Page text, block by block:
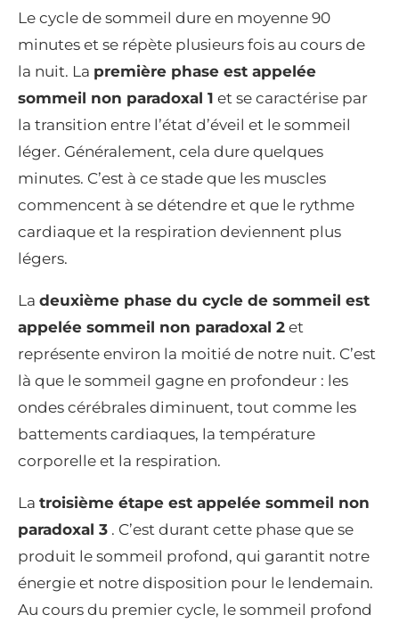
Le cycle de sommeil dure en moyenne 90
minutes et se répète plusieurs fois au cours de
la nuit. La première phase est appelée
sommeil non paradoxal 1 et se caractérise par
la transition entre l’état d’éveil et le sommeil
léger. Généralement, cela dure quelques
minutes. C’est à ce stade que les muscles
commencent à se détendre et que le rythme
cardiaque et la respiration deviennent plus
légers.
La deuxième phase du cycle de sommeil est
appelée sommeil non paradoxal 2 et
représente environ la moitié de notre nuit. C’est
là que le sommeil gagne en profondeur : les
ondes cérébrales diminuent, tout comme les
battements cardiaques, la température
corporelle et la respiration.
La troisième étape est appelée sommeil non
paradoxal 3 . C’est durant cette phase que se
produit le sommeil profond, qui garantit notre
énergie et notre disposition pour le lendemain.
Au cours du premier cycle, le sommeil profond